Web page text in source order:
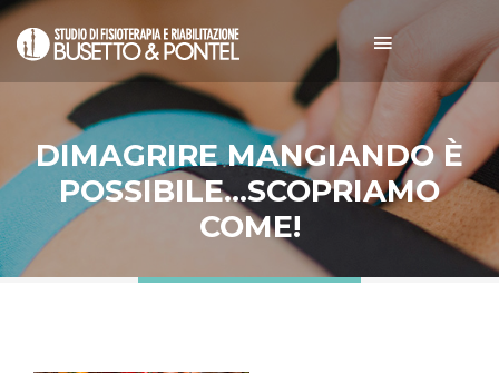
DIMAGRIRE MANGIANDO È
POSSIBILE…SCOPRIAMO
COME!